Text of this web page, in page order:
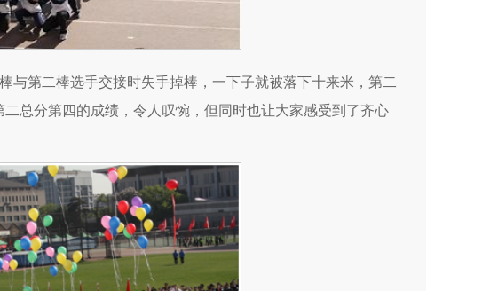
与第二棒选手交接时失手掉棒，一下子就被落下十来米，第二
总分第四的成绩，令人叹惋，但同时也让大家感受到了齐心